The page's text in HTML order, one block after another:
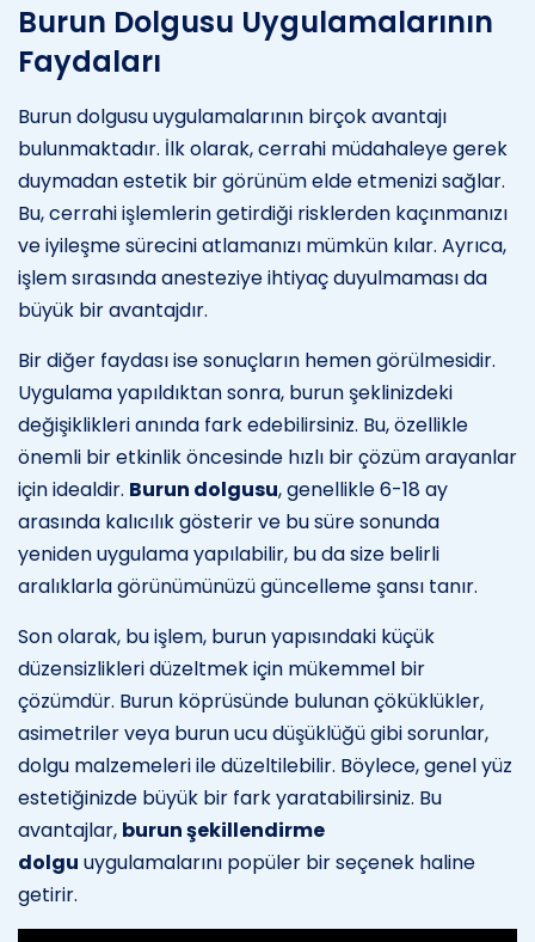
Burun Dolgusu Uygulamalarının
Faydaları
Burun dolgusu uygulamalarının birçok avantajı
bulunmaktadır. İlk olarak, cerrahi müdahaleye gerek
duymadan estetik bir görünüm elde etmenizi sağlar.
Bu, cerrahi işlemlerin getirdiği risklerden kaçınmanızı
ve iyileşme sürecini atlamanızı mümkün kılar. Ayrıca,
işlem sırasında anesteziye ihtiyaç duyulmaması da
büyük bir avantajdır.
Bir diğer faydası ise sonuçların hemen görülmesidir.
Uygulama yapıldıktan sonra, burun şeklinizdeki
değişiklikleri anında fark edebilirsiniz. Bu, özellikle
önemli bir etkinlik öncesinde hızlı bir çözüm arayanlar
için idealdir. Burun dolgusu, genellikle 6-18 ay
arasında kalıcılık gösterir ve bu süre sonunda
yeniden uygulama yapılabilir, bu da size belirli
aralıklarla görünümünüzü güncelleme şansı tanır.
Son olarak, bu işlem, burun yapısındaki küçük
düzensizlikleri düzeltmek için mükemmel bir
çözümdür. Burun köprüsünde bulunan çöküklükler,
asimetriler veya burun ucu düşüklüğü gibi sorunlar,
dolgu malzemeleri ile düzeltilebilir. Böylece, genel yüz
estetiğinizde büyük bir fark yaratabilirsiniz. Bu
avantajlar, burun şekillendirme
dolgu uygulamalarını popüler bir seçenek haline
getirir.